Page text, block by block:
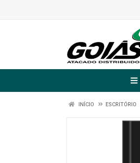
INÍCIO ESCRITÓRIO